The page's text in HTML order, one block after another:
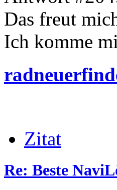
Das freut
Ich komme
Zitat
Re: Beste